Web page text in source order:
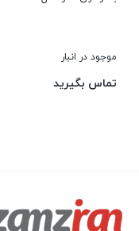
موجود در انبار
تماس بگیرید